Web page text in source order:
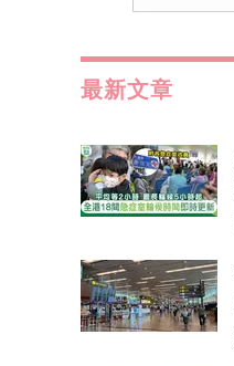
最新文章